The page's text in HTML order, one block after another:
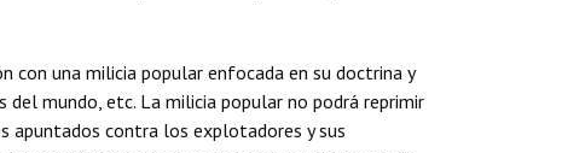
con una milicia popular enfocada en su doctrina y
mundo, etc. La milicia popular no podrá reprimir
apuntados contra los explotadores y sus